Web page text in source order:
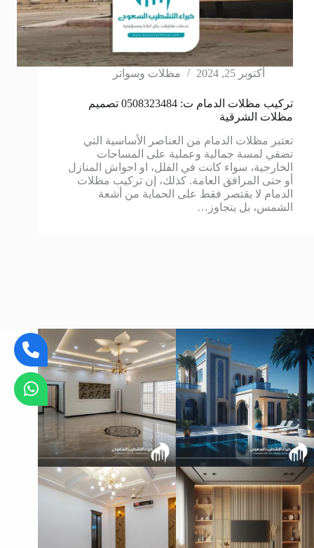
أكتوبر 25, 2024 مظلات وسواتر
تركيب مظلات الدمام ت: 0508323484 تصميم
مظلات الشرقية
تعتبر مظلات الدمام من العناصر الأساسية التي
تضفي لمسة جمالية وعملية على المساحات
الخارجية، سواء كانت في الفلل، او احواش المنازل
أو حتى المرافق العامة. كذلك، إن تركيب مظلات
الدمام لا يقتصر فقط على الحماية من أشعة
الشمس، بل يتجاوز…